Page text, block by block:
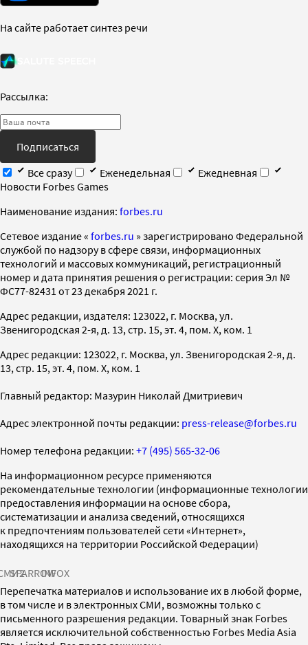
На сайте работает синтез речи
Рассылка:
Подписаться
Все сразу
Еженедельная
Ежедневная
Новости Forbes Games
Наименование издания: forbes.ru
Cетевое издание « forbes.ru » зарегистрировано Федеральной
службой по надзору в сфере связи, информационных
технологий и массовых коммуникаций, регистрационный
номер и дата принятия решения о регистрации: серия Эл №
ФС77-82431 от 23 декабря 2021 г.
Адрес редакции, издателя: 123022, г. Москва, ул.
Звенигородская 2-я, д. 13, стр. 15, эт. 4, пом. X, ком. 1
Адрес редакции: 123022, г. Москва, ул. Звенигородская 2-я, д.
13, стр. 15, эт. 4, пом. X, ком. 1
Главный редактор: Мазурин Николай Дмитриевич
Адрес электронной почты редакции: press-release@forbes.ru
Номер телефона редакции: +7 (495) 565-32-06
На информационном ресурсе применяются
рекомендательные технологии (информационные технологии
предоставления информации на основе сбора,
систематизации и анализа сведений, относящихся
к предпочтениям пользователей сети «Интернет»,
находящихся на территории Российской Федерации)
SPARROWINFOX
Перепечатка материалов и использование их в любой форме,
в том числе и в электронных СМИ, возможны только с
письменного разрешения редакции. Товарный знак Forbes
является исключительной собственностью Forbes Media Asia